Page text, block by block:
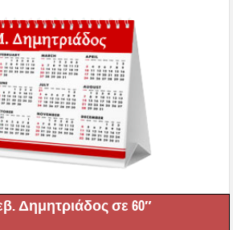
Δημητριάδος σε 60″